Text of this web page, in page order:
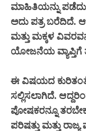
ಮಾಹಿತಿಯನ್ನು
ಅದು ಪತ್ರ ಬರೆದಿದೆ.
ಮತ್ತು ಮಕ್ಕಳ
ಯೋಜನೆಯ ವ್ಯಾಪ್ತಿಗೆ
ಈ ವಿಷಯದ
ಸಲ್ಲಿಸಲಾಗಿದೆ.
ಪೋಷಕರನ್ನೂ
ಪರಿಷತ್ತು ಮತ್ತು